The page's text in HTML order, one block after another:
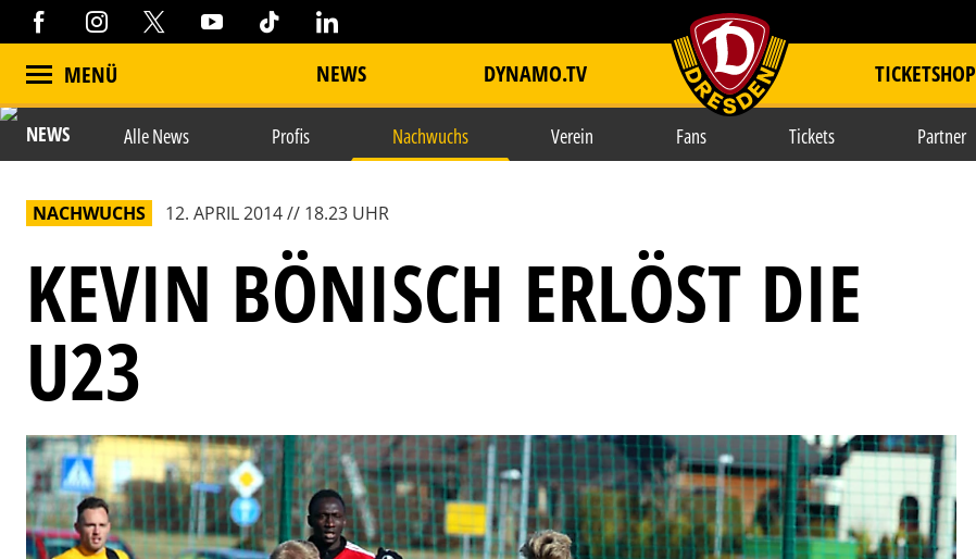
MENÜ NEWS DYNAMO.TV item.title TICKETSHOP
NEWS Alle News Profis Nachwuchs Verein Fans Tickets Partner
NACHWUCHS 12. APRIL 2014 // 18.23 UHR
KEVIN BÖNISCH ERLÖST DIE
U23